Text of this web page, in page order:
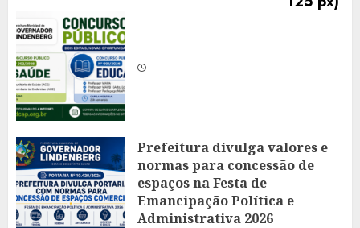
Prefeitura divulga valores e
normas para concessão de
espaços na Festa de
Emancipação Política e
Administrativa 2026